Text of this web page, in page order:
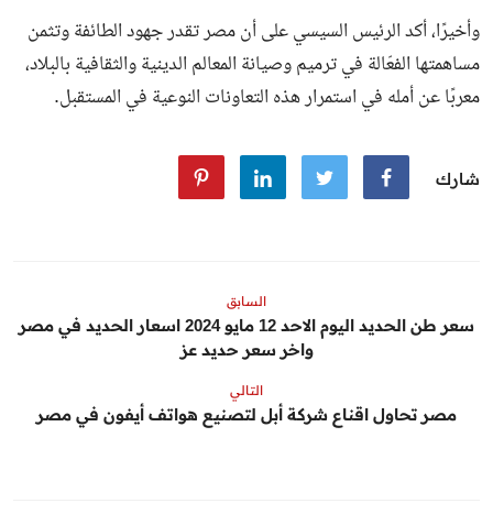
وأخيرًا، أكد الرئيس السيسي على أن مصر تقدر جهود الطائفة وتثمن
مساهمتها الفعّالة في ترميم وصيانة المعالم الدينية والثقافية بالبلاد،
معربًا عن أمله في استمرار هذه التعاونات النوعية في المستقبل.
شارك
السابق
سعر طن الحديد اليوم الاحد 12 مايو 2024 اسعار الحديد في مصر
واخر سعر حديد عز
التالي
مصر تحاول اقناع شركة أبل لتصنيع هواتف أيفون في مصر